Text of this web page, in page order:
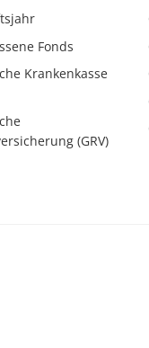
Fonds
Krankenkasse
(GRV)